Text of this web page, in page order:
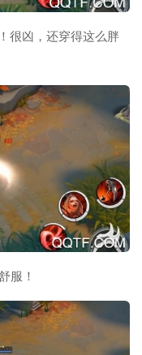
很凶，还穿得这么胖
服！